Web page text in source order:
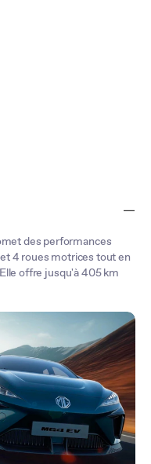
des performances
4 roues motrices tout en
offre jusqu'à 405 km